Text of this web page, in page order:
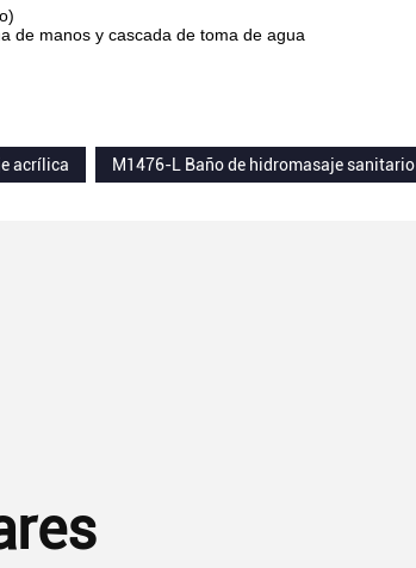
de manos y cascada de toma de agua
acrílica M1476-L Baño de hidromasaje sanitario